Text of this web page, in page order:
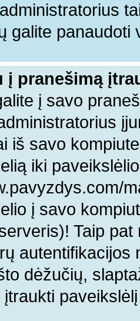
galite panaudoti
į pranešimą
į savo
iš savo
iki
į savo
Taip
autentifikacijos
dėžučių,
įtraukti